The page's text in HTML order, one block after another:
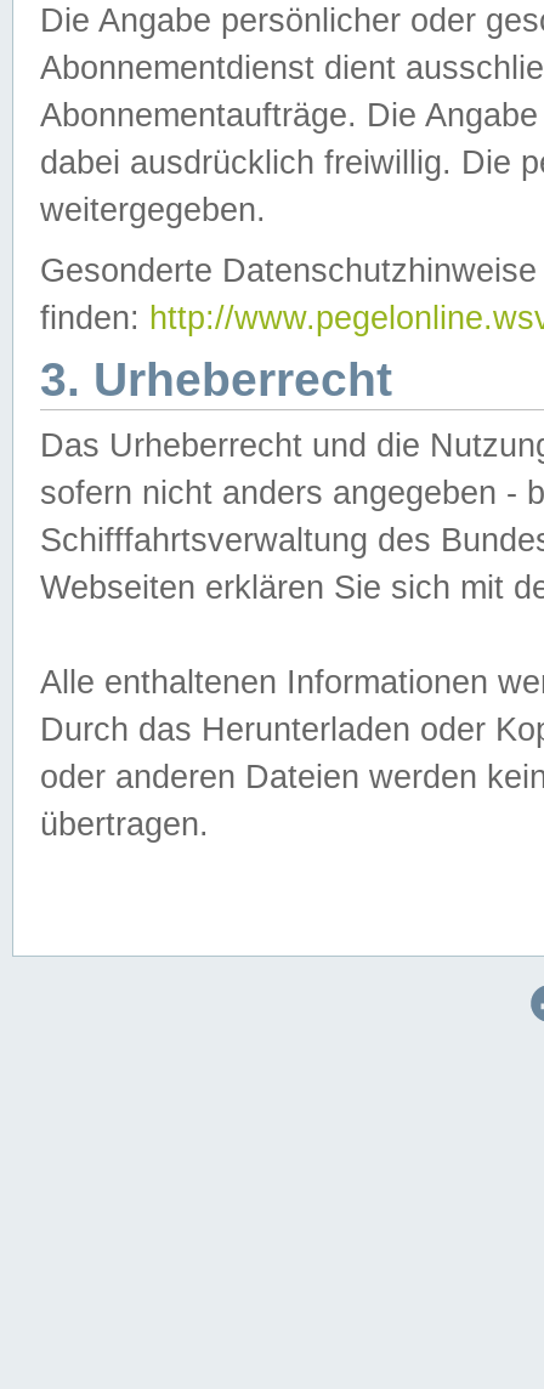
Die Angabe persönlicher oder
Abonnementdienst dient
Abonnementaufträge. Die
dabei ausdrücklich freiwillig. Die
weitergegeben.
Gesonderte
finden: http://
3. Urheberrecht
Das Urheberrecht und die
sofern nicht anders angegeben -
Schifffahrtsverwaltung des
Webseiten erklären Sie sich mit
Alle enthaltenen Informationen
Durch das Herunterladen oder
oder anderen Dateien werden
übertragen.